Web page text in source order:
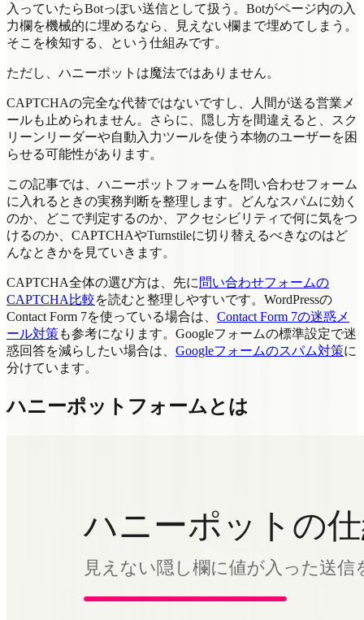
入っていたらBotっぽい送信として扱う。Botがページ内の入
力欄を機械的に埋めるなら、見えない欄まで埋めてしまう。
そこを検知する、という仕組みです。
ただし、ハニーポットは魔法ではありません。
CAPTCHAの完全な代替ではないですし、人間が送る営業メ
ールも止められません。さらに、隠し方を間違えると、スク
リーンリーダーや自動入力ツールを使う本物のユーザーを困
らせる可能性があります。
この記事では、ハニーポットフォームを問い合わせフォーム
に入れるときの実務判断を整理します。どんなスパムに効く
のか、どこで判定するのか、アクセシビリティで何に気をつ
けるのか、CAPTCHAやTurnstileに切り替えるべきなのはど
んなときかを見ていきます。
CAPTCHA全体の選び方は、先に 問い合わせフォームの
CAPTCHA比較を読むと整理しやすいです。WordPressの
Contact Form 7を使っている場合は、 Contact Form 7の迷惑メ
ール対策も参考になります。Googleフォームの標準設定で迷
惑回答を減らしたい場合は、 Googleフォームのスパム対策に
分けています。
ハニーポットフォームとは